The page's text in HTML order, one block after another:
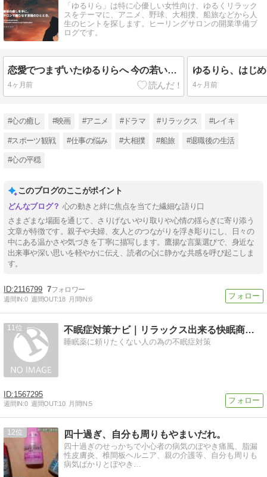
「ゆるりら」は特に心優しい女性向け、ゆるくリラック
スをテーマに、アニメ、野球、大相撲、船旅などから人
生のヒントを探します。ヒーリングサロンの開業準備ブ
ログです。
恋愛でつまずいたゆるりらへ 今の若い人があの頃の苦しさを代弁してくれます
4ヶ月前
ゆるりら、はじ
4ヶ月前
#心の癒し #映画 #アニメ #ドラマ #リラックス #レイキ
#スポーツ観戦 #仕事の悩み #大相撲 #船旅 #退職後の生活
#心の平穏
このブログのここがポイント
心の動きと絆に焦点を当てた繊細な語り口
さまざまな場面を通じて、さりげないやり取りや心情の揺らぎに寄り添う
文章が特徴です。親子や夫婦、友人とのつながりを浮き彫りにし、日々の
中にある温かさや気づきを丁寧に描写します。鷹揚な言葉選びで、身近な
出来事や深い思いを軽やかに伝え、読者の心に静かな共感を呼び起こしま
す。
2116799 7
週間IN:0 週間OUT:18 月間IN:6
11 不眠症対策ナビ｜リラックス出来る快眠商品の紹介
睡眠薬に頼りたくない人の為の不眠症対策
1567295
週間IN:0 週間OUT:10 月間IN:5
12 四十過ぎ、自分も周りもやまいだれ。
四十過ぎのせっかちで小心者の病気のぼやき痛風、脂漏
性皮膚炎、椎間板ヘルニア、親の介護等、自分も周りも
病気ばかりとぼやき…